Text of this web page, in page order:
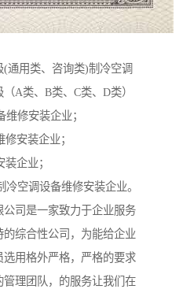
通用类、咨询类)制冷空调
A类、B类、C类、D类）
修安装企业；
安装企业；
企业；
空调设备维修安装企业。
司是一家致力于企业服务
综合性公司，为能给企业
用格外严格，严格的要求
理团队，的服务让我们在